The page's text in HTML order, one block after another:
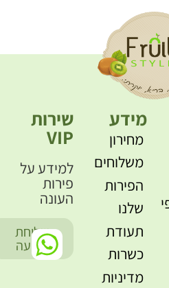
מידע
מחירון
משלוחים
הפירות
שלנו
תעודת
כשרות
מדיניות
שירות
VIP
למידע על
פירות
העונה
שליחת
הודעה